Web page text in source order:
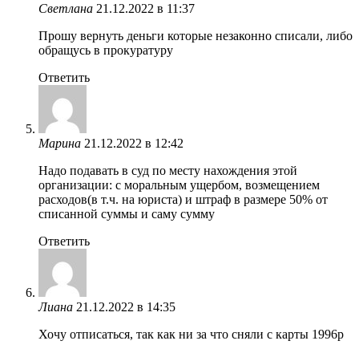
Светлана 21.12.2022 в 11:37
Прошу вернуть деньги которые незаконно списали, либо
обращусь в прокуратуру
Ответить
Марина 21.12.2022 в 12:42
Надо подавать в суд по месту нахождения этой
организации: с моральным ущербом, возмещением
расходов(в т.ч. на юриста) и штраф в размере 50% от
списанной суммы и саму сумму
Ответить
Лиана 21.12.2022 в 14:35
Хочу отписаться, так как ни за что сняли с карты 1996р